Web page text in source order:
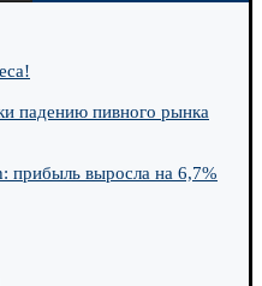
падению пивного рынка
прибыль выросла на 6,7%